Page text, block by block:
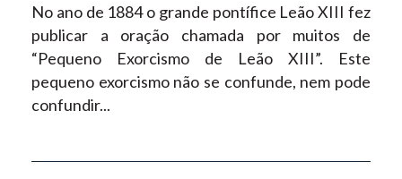
No ano de 1884 o grande pontífice Leão XIII fez
publicar a oração chamada por muitos de
“Pequeno Exorcismo de Leão XIII”. Este
pequeno exorcismo não se confunde, nem pode
confundir...